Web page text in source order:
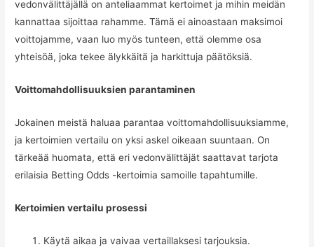
vedonvälittäjällä on anteliaammat kertoimet ja mihin meidän
kannattaa sijoittaa rahamme. Tämä ei ainoastaan maksimoi
voittojamme, vaan luo myös tunteen, että olemme osa
yhteisöä, joka tekee älykkäitä ja harkittuja päätöksiä.
Voittomahdollisuuksien parantaminen
Jokainen meistä haluaa parantaa voittomahdollisuuksiamme,
ja kertoimien vertailu on yksi askel oikeaan suuntaan. On
tärkeää huomata, että eri vedonvälittäjät saattavat tarjota
erilaisia Betting Odds -kertoimia samoille tapahtumille.
Kertoimien vertailu prosessi
Käytä aikaa ja vaivaa vertaillaksesi tarjouksia.